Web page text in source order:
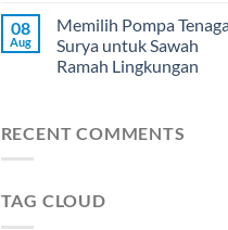
08
Aug
Memilih Pompa
Surya untuk Sawah
Ramah Lingkungan
RECENT COMMENTS
TAG CLOUD